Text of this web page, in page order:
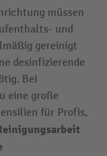
müssen
und
gereinigt
desinfizierende
Bei
eine große
für Profis,